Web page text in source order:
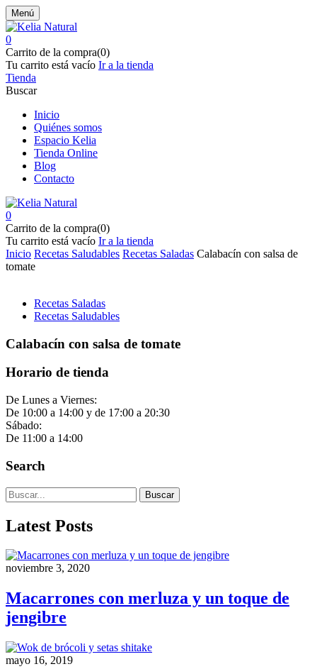
Menú
0
Carrito de la compra(0)
Tu carrito está vacío Ir a la tienda
Tienda
Buscar
Inicio
Quiénes somos
Espacio Kelia
Tienda Online
Blog
Contacto
0
Carrito de la compra(0)
Tu carrito está vacío Ir a la tienda
Inicio Recetas Saludables Recetas Saladas Calabacín con salsa de
tomate
Recetas Saladas
Recetas Saludables
Calabacín con salsa de tomate
Horario de tienda
De Lunes a Viernes:
De 10:00 a 14:00 y de 17:00 a 20:30
Sábado:
De 11:00 a 14:00
Search
Buscar
Latest Posts
noviembre 3, 2020
Macarrones con merluza y un toque de
jengibre
mayo 16, 2019